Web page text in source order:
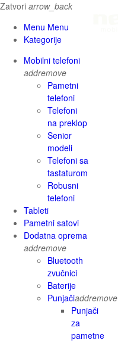
Zatvori arrow_back
Menu Menu
Kategorije
Mobilni telefoni
addremove
Pametni
telefoni
Telefoni
na preklop
Senior
modeli
Telefoni sa
tastaturom
Robusni
telefoni
Tableti
Pametni satovi
Dodatna oprema
addremove
Bluetooth
zvučnici
Baterije
Punjačiaddremove
Punjači
za
pametne